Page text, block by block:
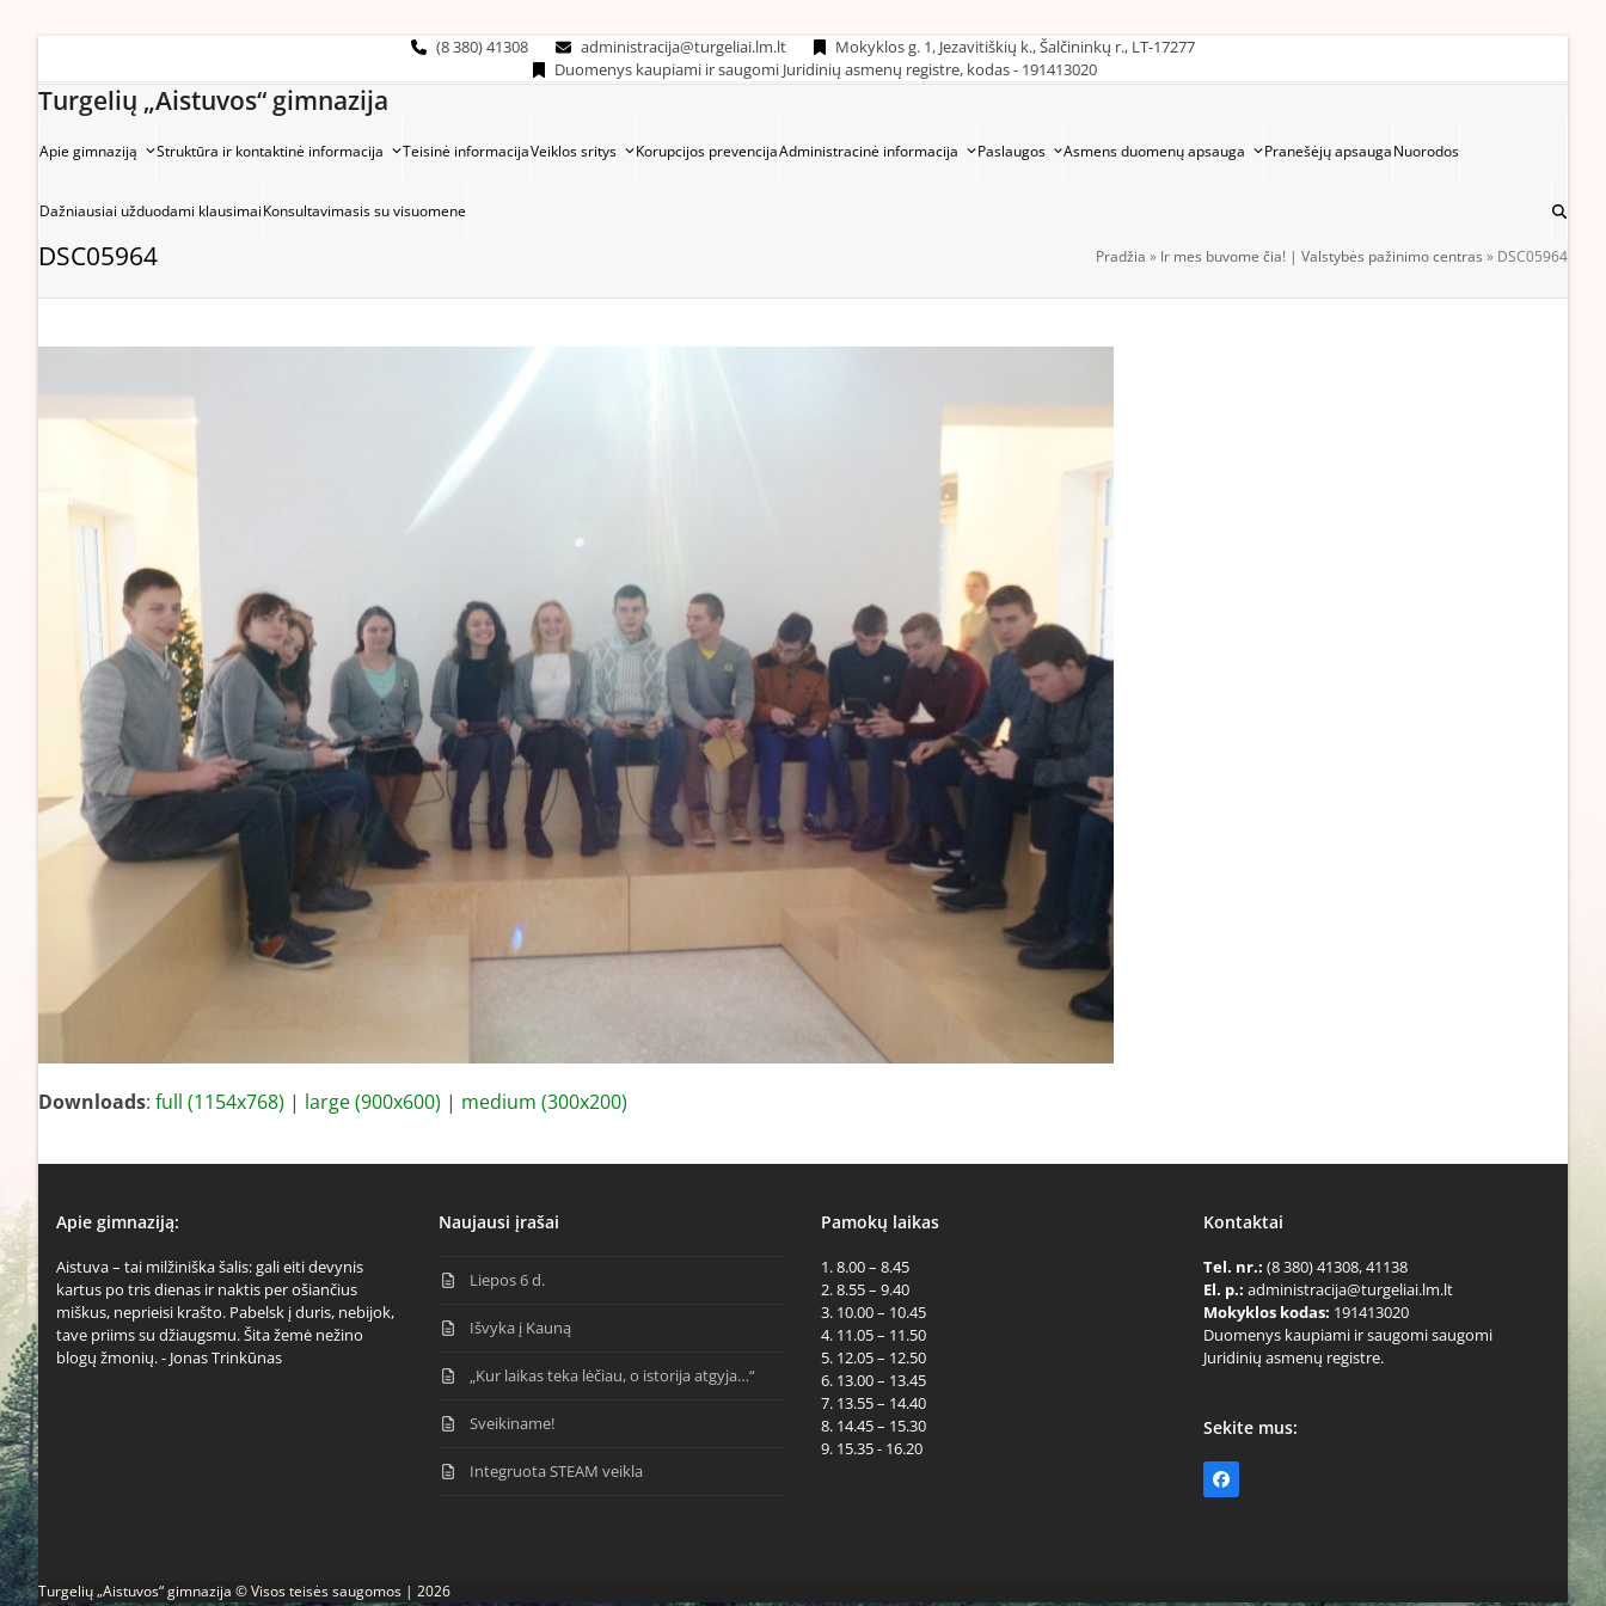
(8 380) 41308 administracija@turgeliai.lm.lt
Mokyklos g. 1, Jezavitiškių k., Šalčininkų r., LT-17277
Duomenys kaupiami ir saugomi Juridinių asmenų registre, kodas - 191413020
Turgelių „Aistuvos“ gimnazija
Apie gimnaziją Struktūra ir kontaktinė informacija Teisinė informacijaVeiklos sritys Korupcijos prevencijaAdministracinė informacija Paslaugos Asmens duomenų apsauga Pranešėjų apsaugaNuorodos
Dažniausiai užduodami klausimaiKonsultavimasis su visuomene
DSC05964 Pradžia » Ir mes buvome čia! | Valstybės pažinimo centras » DSC05964
Downloads: full (1154x768) | large (900x600) | medium (300x200)
Apie gimnaziją:
Aistuva – tai milžiniška šalis: gali eiti devynis
kartus po tris dienas ir naktis per ošiančius
miškus, neprieisi krašto. Pabelsk į duris, nebijok,
tave priims su džiaugsmu. Šita žemė nežino
blogų žmonių. - Jonas Trinkūnas
Naujausi įrašai
Liepos 6 d.
Išvyka į Kauną
„Kur laikas teka lėčiau, o istorija atgyja…“
Sveikiname!
Integruota STEAM veikla
Pamokų laikas
1. 8.00 – 8.45
2. 8.55 – 9.40
3. 10.00 – 10.45
4. 11.05 – 11.50
5. 12.05 – 12.50
6. 13.00 – 13.45
7. 13.55 – 14.40
8. 14.45 – 15.30
9. 15.35 - 16.20
Kontaktai
Tel. nr.: (8 380) 41308, 41138
El. p.: administracija@turgeliai.lm.lt
Mokyklos kodas: 191413020
Duomenys kaupiami ir saugomi saugomi
Juridinių asmenų registre.
Sekite mus:
Facebook
Turgelių „Aistuvos“ gimnazija © Visos teisės saugomos | 2026